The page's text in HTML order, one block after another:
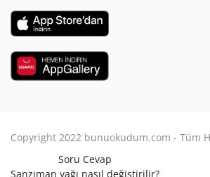
Copyright 2022 bunuokudum.com - Tüm
Soru Cevap
Şanzıman yağı nasıl değiştirilir?